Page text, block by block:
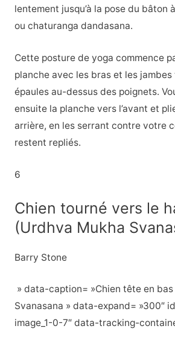
lentement jusqu’à la pose du bâton
ou chaturanga dandasana.
Cette posture de yoga commence
planche avec les bras et les jambes
épaules au-dessus des poignets.
ensuite la planche vers l’avant et
arrière, en les serrant contre votre
restent repliés.
6
Chien tourné vers le
(Urdhva Mukha
Barry Stone
» data-caption= »Chien tête en
Svanasana » data-expand= »300″
image_1-0-7″ data-tracking-